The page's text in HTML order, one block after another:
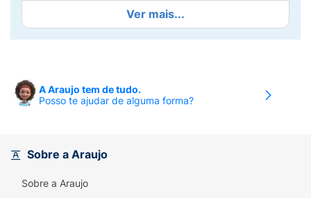
promovem a saúde digestiva. Aproveite e
varie os sabores das barrinhas de frutas para
obter uma variedade de nutrientes.
Fornecimento de Antioxidantes: As barras de
carotenóides, que ajudam a neutralizar os
radicais livres no corpo, reduzindo o estresse
oxidativo e protegendo as células contra
Ver mais...
A Araujo tem de tudo.
Posso te ajudar de alguma forma?
Sobre a Araujo
Sobre a Araujo